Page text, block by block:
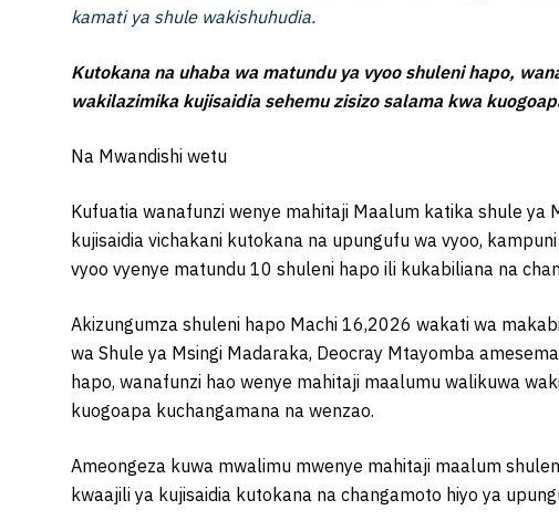
kamati ya shule wakishuhudia.
Kutokana na uhaba wa matundu ya vyoo shuleni hapo,
wakilazimika kujisaidia sehemu zisizo salama kwa
Na Mwandishi wetu
Kufuatia wanafunzi wenye mahitaji Maalum katika shule ya
kujisaidia vichakani kutokana na upungufu wa vyoo,
vyoo vyenye matundu 10 shuleni hapo ili kukabiliana na
Akizungumza shuleni hapo Machi 16,2026 wakati wa
wa Shule ya Msingi Madaraka, Deocray Mtayomba
hapo, wanafunzi hao wenye mahitaji maalumu walikuwa
kuogoapa kuchangamana na wenzao.
Ameongeza kuwa mwalimu mwenye mahitaji maalum
kwaajili ya kujisaidia kutokana na changamoto hiyo ya